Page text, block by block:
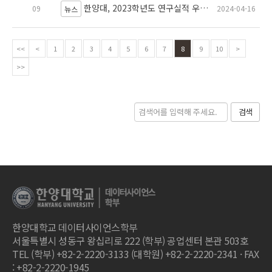
09 뉴스 한양대, 2023학년도 연구실적 우수교원 시상(김형숙, 임형욱 교수) 2024-04-16
<< < 1 2 3 4 5 6 7 8 9 10
>
>>
검색
한양대학교 데이터사이언스학부
서울특별시 성동구 왕십리로 222 (학부) 공업센터 본관 503호
TEL (학부) +82-2-2220-3133 (대학원) +82-2-2220-2341 · FAX
: +82-2-2220-1945